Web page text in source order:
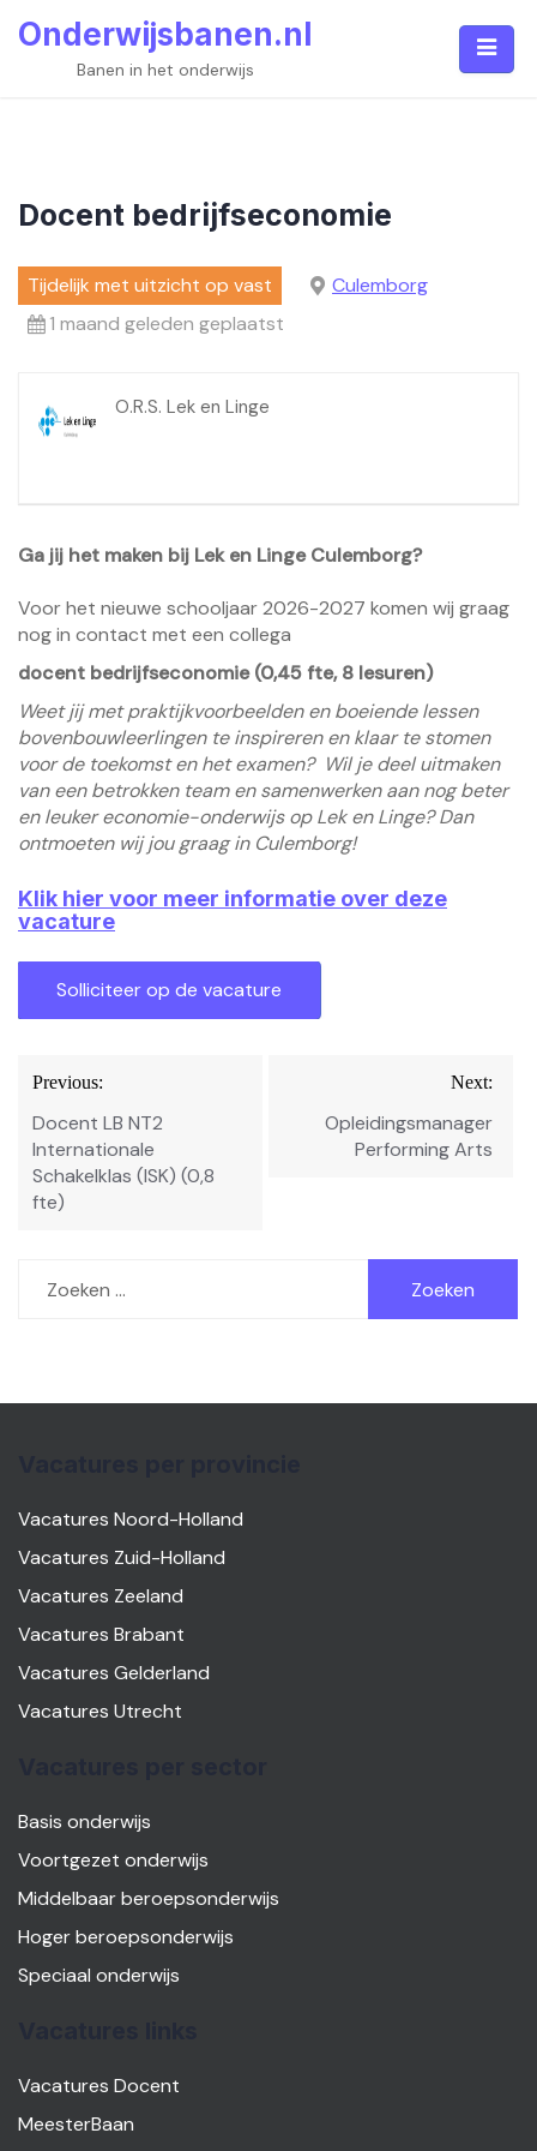
Onderwijsbanen.nl
Banen in het onderwijs
Docent bedrijfseconomie
Tijdelijk met uitzicht op vast
Culemborg
1 maand geleden geplaatst
O.R.S. Lek en Linge
Ga jij het maken bij Lek en Linge Culemborg?
Voor het nieuwe schooljaar 2026-2027 komen wij graag
nog in contact met een collega
docent bedrijfseconomie (0,45 fte, 8 lesuren)
Weet jij met praktijkvoorbeelden en boeiende lessen
bovenbouwleerlingen te inspireren en klaar te stomen
voor de toekomst en het examen? Wil je deel uitmaken
van een betrokken team en samenwerken aan nog beter
en leuker economie-onderwijs op Lek en Linge? Dan
ontmoeten wij jou graag in Culemborg!
Klik hier voor meer informatie over deze
vacature
Bericht
navigatie
Previous:
Docent LB NT2
Internationale
Schakelklas (ISK) (0,8
fte)
Next:
Opleidingsmanager
Performing Arts
naar:
Vacatures Noord-Holland
Vacatures Zuid-Holland
Vacatures Zeeland
Vacatures Brabant
Vacatures Gelderland
Vacatures Utrecht
Basis onderwijs
Voortgezet onderwijs
Middelbaar beroepsonderwijs
Hoger beroepsonderwijs
Speciaal onderwijs
Vacatures Docent
MeesterBaan